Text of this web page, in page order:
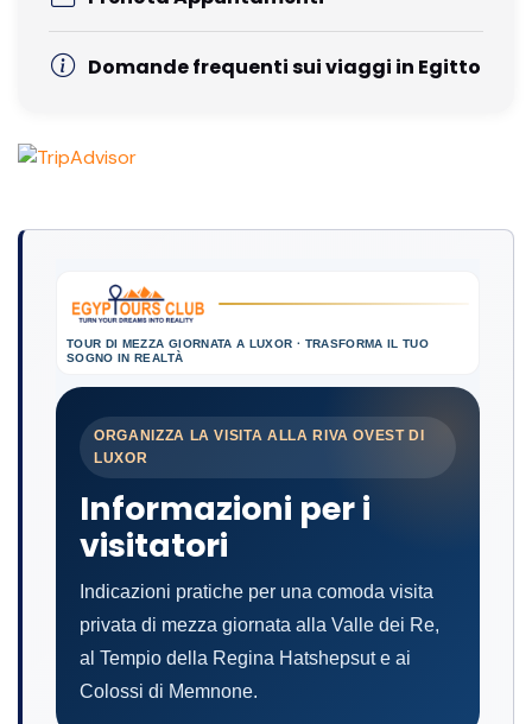
Domande frequenti sui viaggi in Egitto
TOUR DI MEZZA GIORNATA A LUXOR · TRASFORMA IL TUO
SOGNO IN REALTÀ
ORGANIZZA LA VISITA ALLA RIVA OVEST DI
LUXOR
Informazioni per i
visitatori
Indicazioni pratiche per una comoda visita
privata di mezza giornata alla Valle dei Re,
al Tempio della Regina Hatshepsut e ai
Colossi di Memnone.